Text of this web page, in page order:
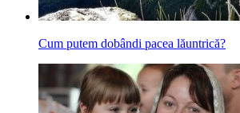
Cum putem dobândi pacea lăuntrică?